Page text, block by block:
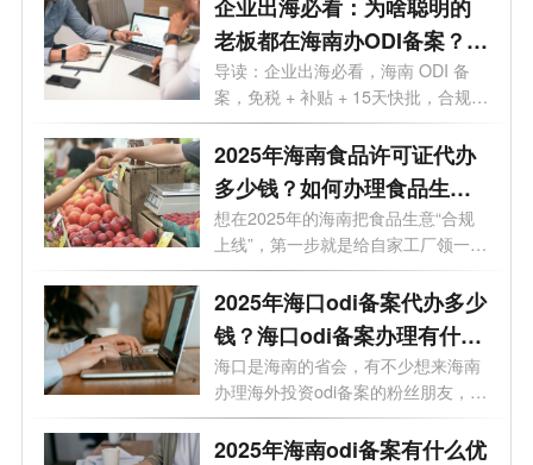
企业出海必看：为啥聪明的
老板都在海南办ODI备案？这
5大红利太香
导读：企业出海必看，海南 ODI 备
案，免税 + 补贴 + 15天快批，合规出
海一步...
2025年海南食品许可证代办
多少钱？如何办理食品生产
许可证？
想在2025年的海南把食品生意“合规
上线”，第一步就是给自家工厂领一
张“...
2025年海口odi备案代办多少
钱？海口odi备案办理有什么
好处？一文了解
海口是海南的省会，有不少想来海南
办理海外投资odi备案的粉丝朋友，经
常会...
2025年海南odi备案有什么优